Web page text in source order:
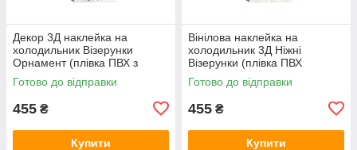
Декор 3Д наклейка на
холодильник Візерунки
Орнамент (плівка ПВХ з
ламінацією) 600х1800 мм
Абстракція Сірий
Готово до відправки
455 ₴
Купити
Вінілова наклейка на
холодильник 3Д Ніжні
Візерунки (плівка ПВХ
фотодрук) 600х1800 мм
Абстракція Бежевий
Готово до відправки
455 ₴
Купити